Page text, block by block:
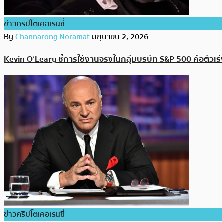
ข่าวคริปโตเคอเรนซี่
ByChannarong Noramatมิถุนายน 2, 2026
Kevin O’Leary ชี้การใช้งานจริงในกลุ่มบริษัท S&P 500 คือตัว
ข่าวคริปโตเคอเรนซี่